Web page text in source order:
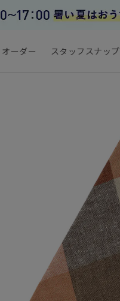
オーダー スタッフスナップ